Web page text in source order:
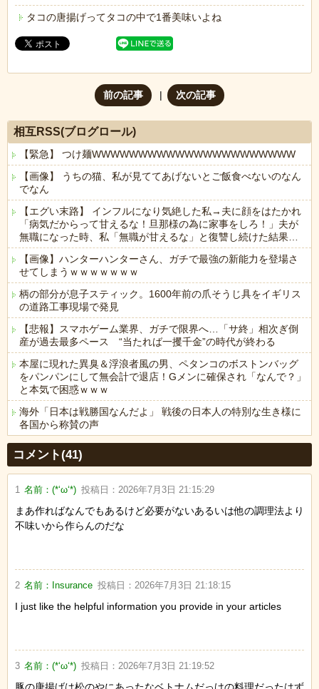
タコの唐揚げってタコの中で1番美味いよね
前の記事 次の記事
相互RSS(ブログロール)
【緊急】 つけ麺WWWWWWWWWWWWWWWWWWWWWW
【画像】 うちの猫、私が見ててあげないとご飯食べないのなん
でなん
【エグい末路】 インフルになり気絶した私→夫に顔をはたかれ
「病気だからって甘えるな！旦那様の為に家事をしろ！」夫が
無職になった時、私「無職が甘えるな」と復讐し続けた結果…
【画像】ハンターハンターさん、ガチで最強の新能力を登場さ
せてしまうｗｗｗｗｗｗｗ
柄の部分が息子スティック。1600年前の爪そうじ具をイギリス
の道路工事現場で発見
【悲報】スマホゲーム業界、ガチで限界へ…「サ終」相次ぎ倒
産が過去最多ペース “当たれば一攫千金”の時代が終わる
本屋に現れた異臭＆浮浪者風の男、ペタンコのボストンバッグ
をパンパンにして無会計で退店！Gメンに確保され「なんで？」
と本気で困惑ｗｗｗ
海外「日本は戦勝国なんだよ」 戦後の日本人の特別な生き様に
各国から称賛の声
Powered by livedoor 相互RSS
コメント(41)
1 名前：(*‘ω‘*) 投稿日： 2026年7月3日 21:15:29
まあ作ればなんでもあるけど必要がないあるいは他の調理法より
不味いから作らんのだな
2 名前： Insurance 投稿日： 2026年7月3日 21:18:15
I just like the helpful information you provide in your articles
3 名前：(*‘ω‘*) 投稿日： 2026年7月3日 21:19:52